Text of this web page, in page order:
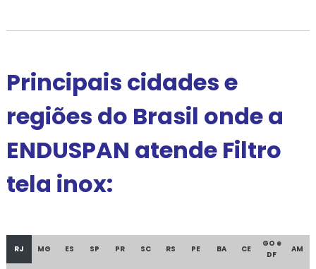
Principais cidades e
regiões do Brasil onde a
ENDUSPAN atende Filtro
tela inox:
RJ MG ES SP PR SC RS PE BA CE
GO e
DF
AM